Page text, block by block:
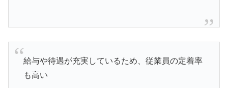
給与や待遇が充実しているため、従業員の定着率
も高い